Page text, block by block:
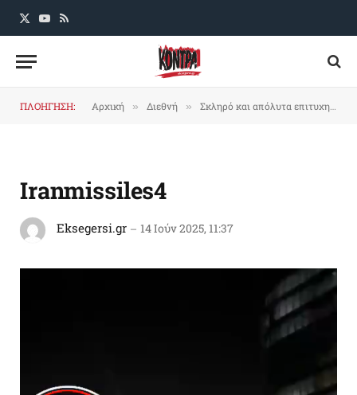
X
YouTube
RSS
ΠΛΟΗΓΗΣΗ: Αρχική » Διεθνή » Σκληρό και απόλυτα επιτυχημένο πλήγμα του Ιράν στη σιωνιστική οντότητα (video και φωτογραφίες)
Iranmissiles4
Eksegersi.gr 14 Ιούν 2025, 11:37